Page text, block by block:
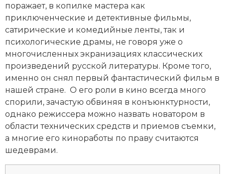
поражает, в копилке мастера как
приключенческие и детективные фильмы,
сатирические и комедийные ленты, так и
психологические драмы, не говоря уже о
многочисленных экранизациях классических
произведений русской литературы. Кроме того,
именно он снял первый фантастический фильм в
нашей стране. О его роли в кино всегда много
спорили, зачастую обвиняя в конъюнктурности,
однако режиссера можно назвать новатором в
области технических средств и приемов съемки,
а многие его киноработы по праву считаются
шедеврами.